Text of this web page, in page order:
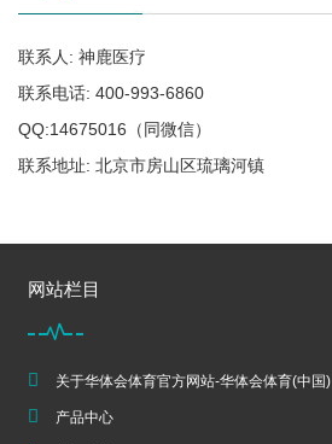
联系人: 神鹿医疗
联系电话: 400-993-6860
QQ:14675016（同微信）
联系地址: 北京市房山区琉璃河镇
网站栏目
关于华体会体育官方网站-华体会体育(中国)
产品中心